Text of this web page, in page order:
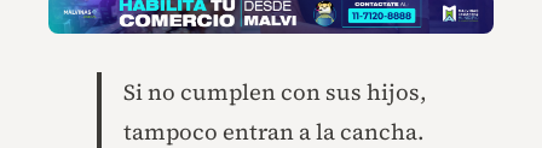
Si no cumplen con sus hijos,
tampoco entran a la cancha.